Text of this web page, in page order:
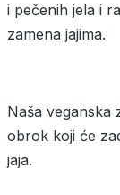
i pečenih jela i
zamena jajima.
Naša veganska
obrok koji će
jaja.